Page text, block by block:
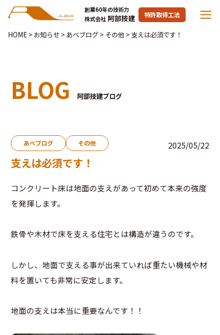
創業60年の技術力
株式会社 阿部技建 特許取得工法
HOME> お知らせ> あべブログ> その他>支えは必須です！
BLOG 阿部技建ブログ
あべブログ その他 2025/05/22
支えは必須です！
コンクリート床は地面の支えがあって初めて本来の強度
を発揮します。
鉄骨や木材で床を支える住宅とは構造が違うのです。
しかし、地面で支える事が出来ていれば重たい機械や材
料を置いても非常に安定します。
地面の支えは本当に重要なんです！！